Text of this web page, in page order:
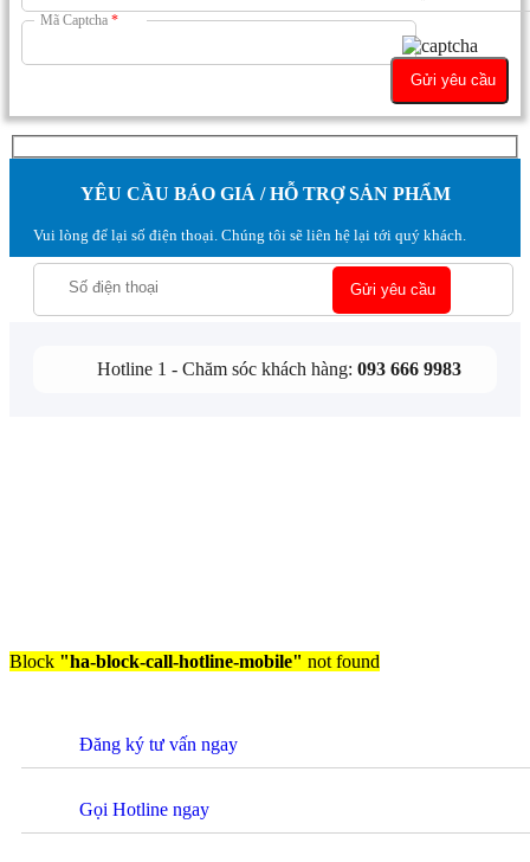
Mã Captcha *
YÊU CẦU BÁO GIÁ / HỖ TRỢ SẢN PHẨM
Vui lòng để lại số điện thoại. Chúng tôi sẽ liên hệ lại tới quý khách.
Hotline 1 - Chăm sóc khách hàng: 093 666 9983
Block "ha-block-call-hotline-mobile" not found
Đăng ký tư vấn ngay
Gọi Hotline ngay